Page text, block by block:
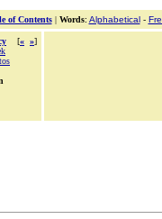
of Contents| Words: Alphabetical-
[« »]